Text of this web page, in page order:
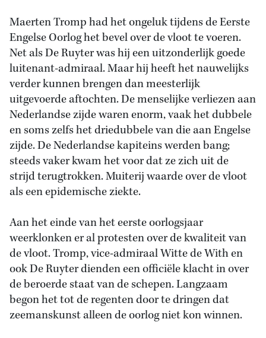
Maerten Tromp had het ongeluk tijdens de Eerste
Engelse Oorlog het bevel over de vloot te voeren.
Net als De Ruyter was hij een uitzonderlijk goede
luitenant-admiraal. Maar hij heeft het nauwelijks
verder kunnen brengen dan meesterlijk
uitgevoerde aftochten. De menselijke verliezen aan
Nederlandse zijde waren enorm, vaak het dubbele
en soms zelfs het driedubbele van die aan Engelse
zijde. De Nederlandse kapiteins werden bang;
steeds vaker kwam het voor dat ze zich uit de
strijd terugtrokken. Muiterij waarde over de vloot
als een epidemische ziekte.
Aan het einde van het eerste oorlogsjaar
weerklonken er al protesten over de kwaliteit van
de vloot. Tromp, vice-admiraal Witte de With en
ook De Ruyter dienden een officiële klacht in over
de beroerde staat van de schepen. Langzaam
begon het tot de regenten door te dringen dat
zeemanskunst alleen de oorlog niet kon winnen.